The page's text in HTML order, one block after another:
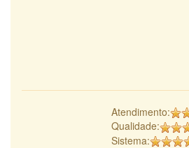
Atendimento:
Qualidade:
Sistema: